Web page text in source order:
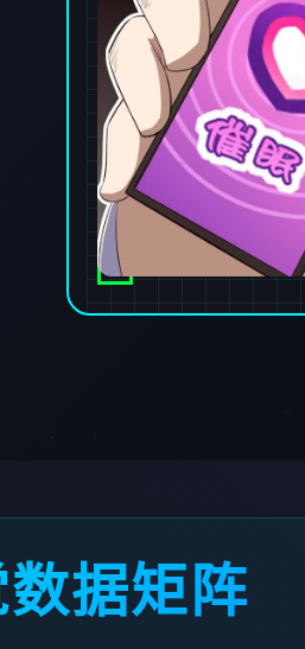
据矩阵